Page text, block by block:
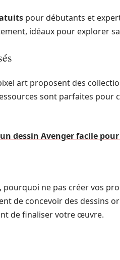
pour débutants et
idéaux pour explorer
art proposent des
sont parfaites
dessin Avenger facile
pourquoi ne pas créer vos
de concevoir des dessins
de finaliser votre œuvre.